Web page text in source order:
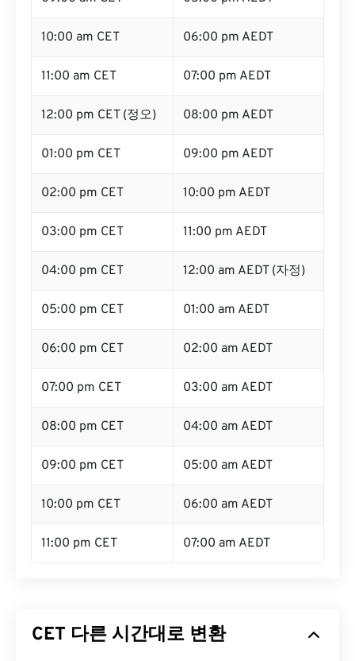
10:00 am CET 06:00 pm AEDT
11:00 am CET 07:00 pm AEDT
12:00 pm CET (정오) 08:00 pm AEDT
01:00 pm CET 09:00 pm AEDT
02:00 pm CET 10:00 pm AEDT
03:00 pm CET 11:00 pm AEDT
04:00 pm CET 12:00 am AEDT (자정)
05:00 pm CET 01:00 am AEDT
06:00 pm CET 02:00 am AEDT
07:00 pm CET 03:00 am AEDT
08:00 pm CET 04:00 am AEDT
09:00 pm CET 05:00 am AEDT
10:00 pm CET 06:00 am AEDT
11:00 pm CET 07:00 am AEDT
CET 다른 시간대로 변환